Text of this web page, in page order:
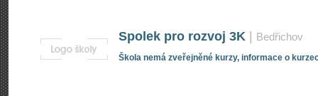
Spolek pro rozvoj 3K Bedřichov
Škola nemá zveřejněné kurzy, informace o